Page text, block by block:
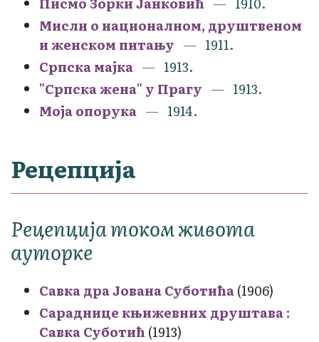
Мисли о националном, друштвеном
и женском питању
1911.
Српска мајка
1913.
"Српска жена" у Прагу
1913.
Моја опорука
1914.
Рецепција
Рецепција током живота
ауторке
Савка дра Јована Суботића(1906)
Сараднице књижевних друштава :
Савка Суботић (1913)